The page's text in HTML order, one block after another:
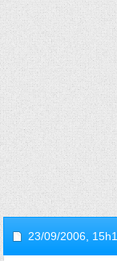
23/09/2006,